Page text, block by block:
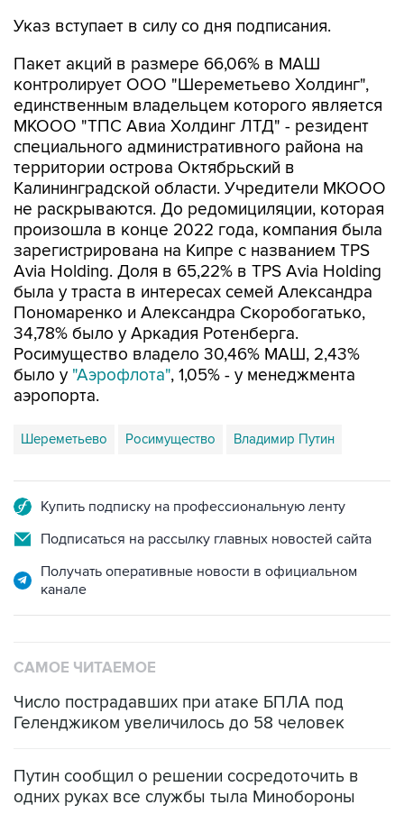
Указ вступает в силу со дня подписания.
Пакет акций в размере 66,06% в МАШ
контролирует ООО "Шереметьево Холдинг",
единственным владельцем которого является
МКООО "ТПС Авиа Холдинг ЛТД" - резидент
специального административного района на
территории острова Октябрьский в
Калининградской области. Учредители МКООО
не раскрываются. До редомициляции, которая
произошла в конце 2022 года, компания была
зарегистрирована на Кипре с названием TPS
Avia Holding. Доля в 65,22% в TPS Avia Holding
была у траста в интересах семей Александра
Пономаренко и Александра Скоробогатько,
34,78% было у Аркадия Ротенберга.
Росимущество владело 30,46% МАШ, 2,43%
было у "Аэрофлота", 1,05% - у менеджмента
аэропорта.
Шереметьево Росимущество Владимир Путин
Купить подписку на профессиональную ленту
Подписаться на рассылку главных новостей сайта
Получать оперативные новости в официальном
канале
САМОЕ ЧИТАЕМОЕ
Число пострадавших при атаке БПЛА под
Геленджиком увеличилось до 58 человек
Путин сообщил о решении сосредоточить в
одних руках все службы тыла Минобороны